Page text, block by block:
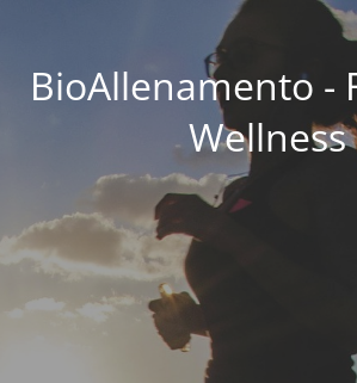
BioAllenamento -
Wellness